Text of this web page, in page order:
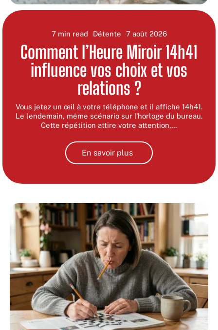
7 min read Détente 7 août 2026
Comment l’Heure Miroir 14h41
influence vos choix et vos
relations ?
Vous jetez un œil à votre téléphone et il affiche 14h41.
Le lendemain, même scénario sur l'horloge du bureau.
Cette répétition attire votre attention,…
En savoir plus